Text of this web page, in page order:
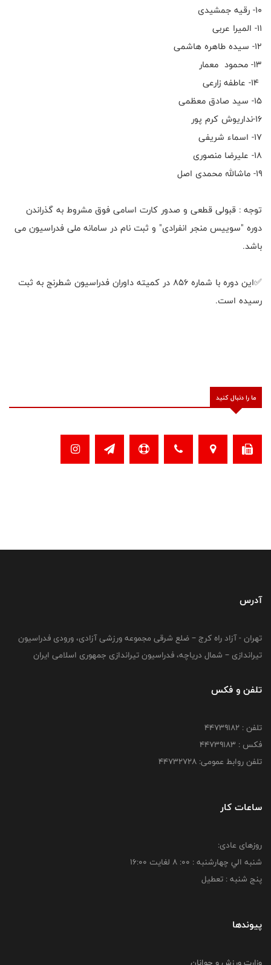
۱۰- رقیه جمشیدی
۱۱- المیرا عربی
۱۲- سیده طاهره هاشمی
۱۳- محمود معمار
۱۵- سید صادق معظمی
۱۶-نداریوش کرم پور
۱۷- اسماء شریفی
۱۸- علیرضا منصوری
۱۹- ماشالله محمدی اصل
توجه : قبولی قطعی و صدور کارت اسامی فوق مشروط به گذراندن
دوره "سوییس منجر انفرادی" و ثبت نام در سامانه ملی فدراسیون می
باشد.
✅این دوره با شماره ۸۵۶ در کمیته داوران فدراسیون شطرنج به ثبت
رسیده است.
ما را دنبال کنید
آدرس
تهران - آزاد راه کرج – ضلع شرقی مجموعه ورزشی آزادی، ورودی فدراسیون
تیراندازی – شمال دریاچه، فدراسیون تیراندازی جمهوری اسلامی ایران
تلفن و فکس
تلفن : ۴۴۷۳۹۱۸۲
فکس : ۴۴۷۳۹۱۸3
تلفن روابط عمومی: ۴۴۷۳۲۷۲۸
ساعات کار
روزهای عادی:
شنبه الي چهارشنبه : 00: 8 لغايت 16:00
پنج شنبه : تعطیل
پیوندها